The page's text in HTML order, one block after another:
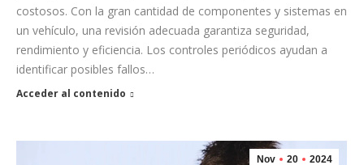
costosos. Con la gran cantidad de componentes y sistemas en
un vehículo, una revisión adecuada garantiza seguridad,
rendimiento y eficiencia. Los controles periódicos ayudan a
identificar posibles fallos…
Acceder al contenido
Nov 20 2024